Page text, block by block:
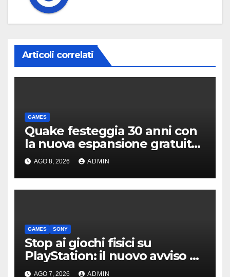
Articoli correlati
GAMES
Quake festeggia 30 anni con
la nuova espansione gratuita
Dawn of The Machine
AGO 8, 2026 ADMIN
GAMES SONY
Stop ai giochi fisici su
PlayStation: il nuovo avviso di
Sony è l’ennesima conferma
AGO 7, 2026 ADMIN